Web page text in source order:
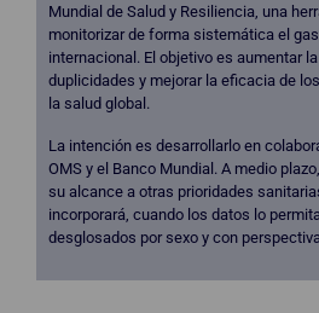
Mundial de Salud y Resiliencia, una
monitorizar de forma sistemática el
internacional. El objetivo es aumentar
duplicidades y mejorar la eficacia de
la salud global.
La intención es desarrollarlo en
OMS y el Banco Mundial. A medio
su alcance a otras prioridades
incorporará, cuando los datos lo
desglosados por sexo y con